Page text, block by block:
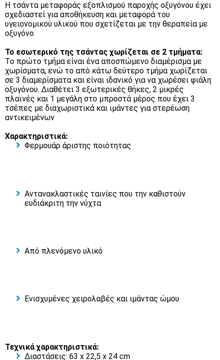
Η τσάντα μεταφοράς εξοπλισμού παροχής οξυγόνου έχει
σχεδιαστεί για αποθήκευση και μεταφορά του
υγειονομικού υλικού που σχετίζεται με την θεραπεία με
οξυγόνο
Το εσωτερικό της τσάντας χωρίζεται σε 2 τμήματα:
Το πρώτο τμήμα είναι ένα αποσπώμενο διαμέρισμα με
χωρίσματα, ενώ το από κάτω δεύτερο τμήμα χωρίζεται
σε 3 διαμερίσματα και είναι ιδανικό για να χωρέσει φιάλη
οξυγόνου. Διαθέτει 3 εξωτερικές θήκες, 2 μικρές
πλαϊνές και 1 μεγάλη στο μπροστά μέρος που έχει 3
τσέπες με διαχωριστικά και ιμάντες για στερέωση
αντικειμένων
Χαρακτηριστικά:
Φερμουάρ άριστης ποιότητας
Αντανακλαστικές ταινίες που την καθιστούν
ευδιάκριτη την νύχτα
Από πλενόμενο υλικό
Ενισχυμένες χειρολαβές και ιμάντας ώμου
Τεχνικά χαρακτηριστικά:
Διαστάσεις: 63 x 22,5 x 24 cm